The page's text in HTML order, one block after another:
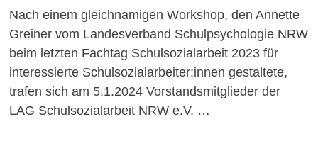
Nach einem gleichnamigen Workshop, den Annette
Greiner vom Landesverband Schulpsychologie NRW
beim letzten Fachtag Schulsozialarbeit 2023 für
interessierte Schulsozialarbeiter:innen gestaltete,
trafen sich am 5.1.2024 Vorstandsmitglieder der
LAG Schulsozialarbeit NRW e.V. …